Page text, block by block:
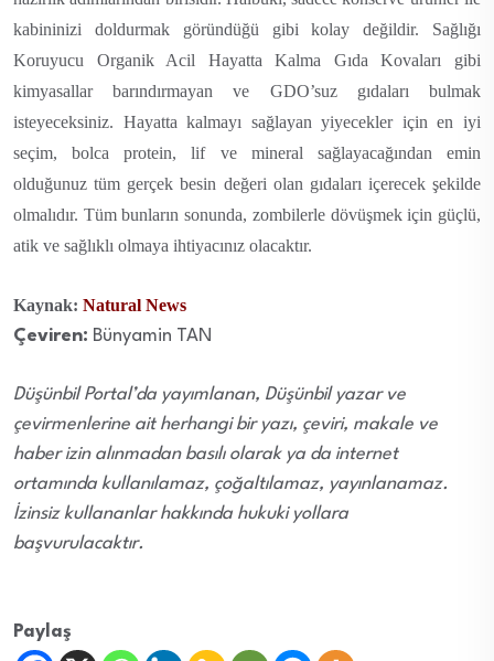
kabininizi doldurmak göründüğü gibi kolay değildir. Sağlığı
Koruyucu Organik Acil Hayatta Kalma Gıda Kovaları gibi
kimyasallar barındırmayan ve GDO’suz gıdaları bulmak
isteyeceksiniz. Hayatta kalmayı sağlayan yiyecekler için en iyi
seçim, bolca protein, lif ve mineral sağlayacağından emin
olduğunuz tüm gerçek besin değeri olan gıdaları içerecek şekilde
olmalıdır. Tüm bunların sonunda, zombilerle dövüşmek için güçlü,
atik ve sağlıklı olmaya ihtiyacınız olacaktır.
Kaynak: Natural News
Çeviren: Bünyamin TAN
Düşünbil Portal’da yayımlanan, Düşünbil yazar ve
çevirmenlerine ait herhangi bir yazı, çeviri, makale ve
haber izin alınmadan basılı olarak ya da internet
ortamında kullanılamaz, çoğaltılamaz, yayınlanamaz.
İzinsiz kullananlar hakkında hukuki yollara
başvurulacaktır.
Paylaş